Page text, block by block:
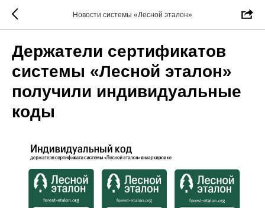
Новости системы «Лесной эталон»
Держатели сертификатов
системы «Лесной эталон»
получили индивидуальные
коды